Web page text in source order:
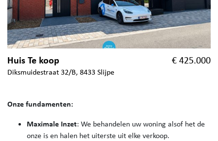
Huis Te koop € 425.000
Diksmuidestraat 32/B, 8433 Slijpe
Onze fundamenten:
Maximale Inzet: We behandelen uw woning alsof het de
onze is en halen het uiterste uit elke verkoop.